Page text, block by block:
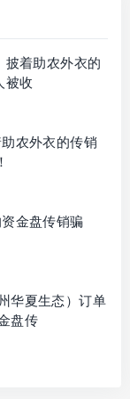
披着助农外衣的
被收
农外衣的传销
金盘传销骗
华夏生态）订单
盘传